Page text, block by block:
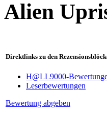
Alien
Direktlinks zu den
H@LL9000-
Leserbewertungen
Bewertung abgeben